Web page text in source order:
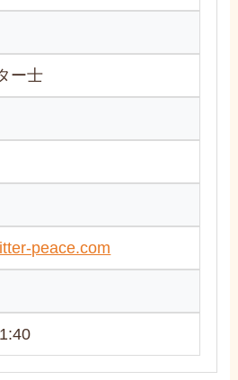
ー士
peace.com